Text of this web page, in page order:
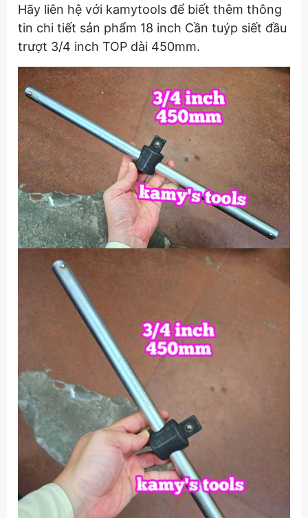
Hãy liên hệ với kamytools để biết thêm thông
tin chi tiết sản phẩm 18 inch Cần tuýp siết đầu
trượt 3/4 inch TOP dài 450mm.